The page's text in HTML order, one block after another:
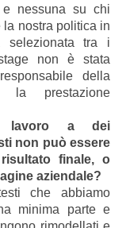
nessuna su chi
nostra politica in
selezionata tra i
non è stata
della
la prestazione
lavoro a dei
non può essere
finale, o
aziendale?
che abbiamo
minima parte e